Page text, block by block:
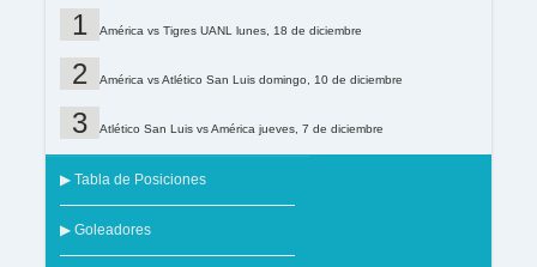
América vs Tigres UANL lunes, 18 de diciembre
América vs Atlético San Luis domingo, 10 de diciembre
Atlético San Luis vs América jueves, 7 de diciembre
▶ Tabla de Posiciones
▶ Goleadores